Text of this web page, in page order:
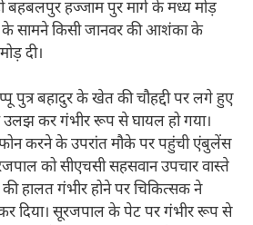
हज्जाम पुर मार्ग के मध्य मोड़
सामने किसी जानवर की आशंका के
दी।
पुत्र बहादुर के खेत की चौहद्दी पर लगे हुए
उलझ कर गंभीर रूप से घायल हो गया।
फोन करने के उपरांत मौके पर पहुंची एंबुलेंस
को सीएचसी सहसवान उपचार वास्ते
हालत गंभीर होने पर चिकित्सक ने
दिया। सूरजपाल के पेट पर गंभीर रूप से